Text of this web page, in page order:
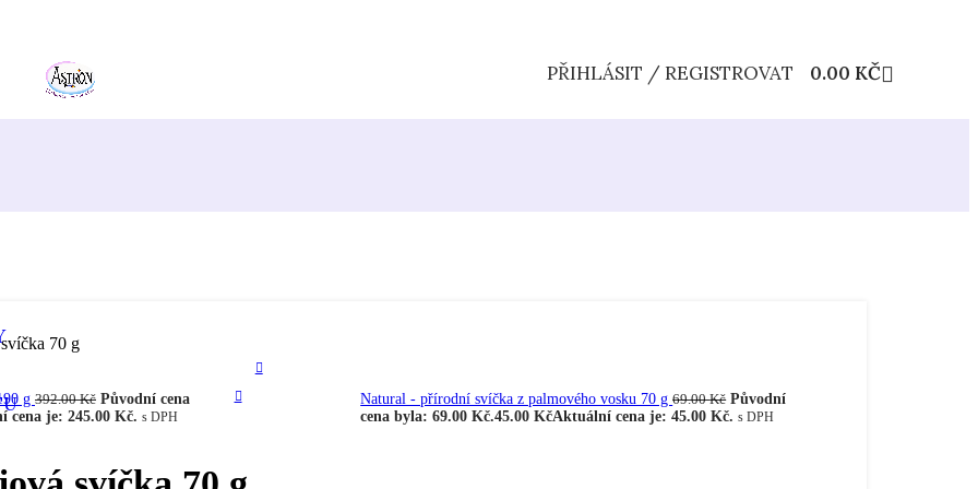
PŘIHLÁSIT / REGISTROVAT 0.00 KČ
70 g
g 392.00Kč Původní cena
cena je: 245.00 Kč. s DPH
Natural - přírodní svíčka z palmového vosku 70 g69.00Kč Původní
cena byla: 69.00 Kč.45.00KčAktuální cena je: 45.00 Kč. s DPH